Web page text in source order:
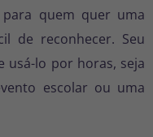
quem quer uma
de reconhecer. Seu
usá-lo por horas, seja
escolar ou uma